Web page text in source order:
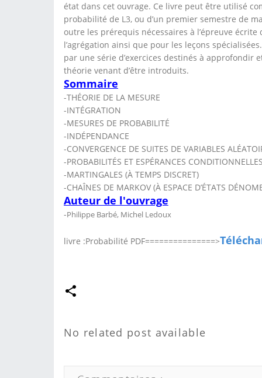
état dans cet ouvrage. Ce livre peut être utilisé
probabilité de L3, ou d’un premier semestre de
outre les prérequis nécessaires à l’épreuve
l’agrégation ainsi que pour les leçons
par une série d’exercices destinés à approfondir
théorie venant d’être introduits.
Sommaire
-THÉORIE DE LA MESURE
-INTÉGRATION
-MESURES DE PROBABILITÉ
-INDÉPENDANCE
-CONVERGENCE DE SUITES DE VARIABLES
-PROBABILITÉS ET ESPÉRANCES CONDITIONNELLES
-MARTINGALES (À TEMPS DISCRET)
-CHAÎNES DE MARKOV (À ESPACE D’ÉTATS
Auteur de l'ouvrage
-Philippe Barbé, Michel Ledoux
livre :Probabilité PDF===============>
No related post available